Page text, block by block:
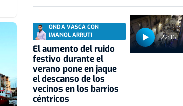
22:36
ONDA VASCA CON
IMANOL ARRUTI
El aumento del ruido
festivo durante el
verano pone en jaque
el descanso de los
vecinos en los barrios
céntricos